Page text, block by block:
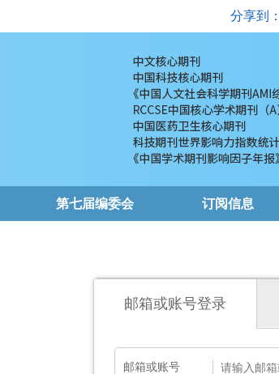
分享到：
第七届编委会 订阅信息
邮箱或账号登录
邮箱或账号